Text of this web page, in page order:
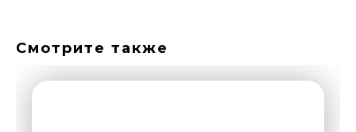
Смотрите также